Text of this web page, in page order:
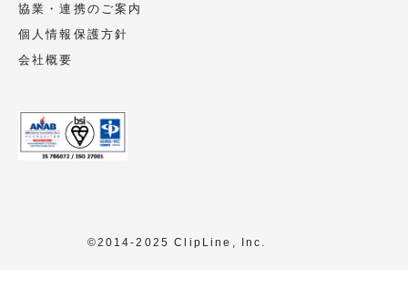
協業・連携のご案内
個人情報保護方針
会社概要
©2014-2025 ClipLine, Inc.